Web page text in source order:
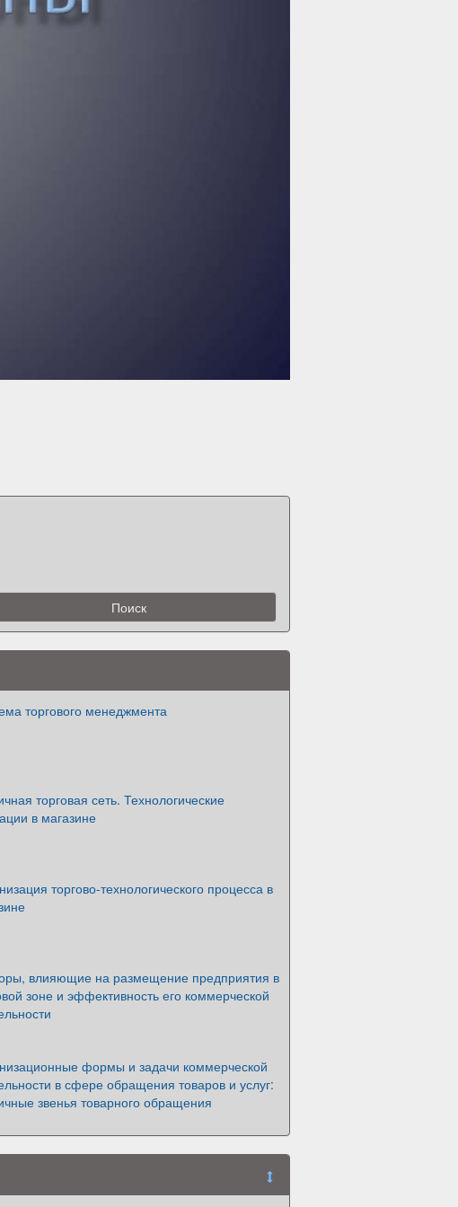
торгового менеджмента
торговая сеть. Технологические
в магазине
торгово-технологического процесса в
влияющие на размещение предприятия в
зоне и эффективность его коммерческой
формы и задачи коммерческой
в сфере обращения товаров и услуг:
звенья товарного обращения